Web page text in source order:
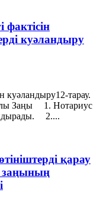
фактiсiн
куәландыру
куәландыру12-тарау.
Заңы 1. Нотариус
2....
қарау
заңының